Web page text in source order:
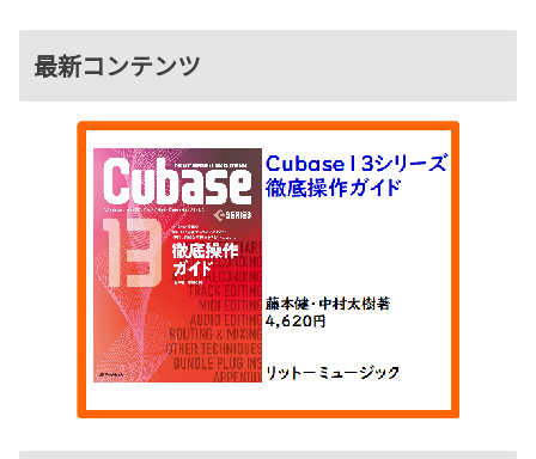
最新コンテンツ